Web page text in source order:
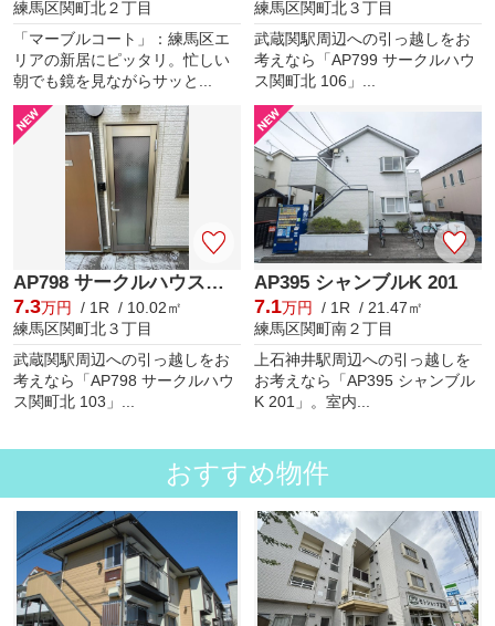
練馬区関町北２丁目
「マーブルコート」：練馬区エ
リアの新居にピッタリ。忙しい
朝でも鏡を見ながらサッと...
練馬区関町北３丁目
武蔵関駅周辺への引っ越しをお
考えなら「AP799 サークルハウ
ス関町北 106」...
AP798 サークルハウス関町北 103
7.3万円 / 1R / 10.02㎡
練馬区関町北３丁目
武蔵関駅周辺への引っ越しをお
考えなら「AP798 サークルハウ
ス関町北 103」...
AP395 シャンブルK 201
7.1万円 / 1R / 21.47㎡
練馬区関町南２丁目
上石神井駅周辺への引っ越しを
お考えなら「AP395 シャンブル
K 201」。室内...
おすすめ物件